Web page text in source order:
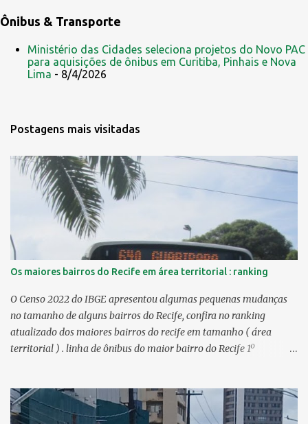
Ônibus & Transporte
Ministério das Cidades seleciona projetos do Novo PAC
para aquisições de ônibus em Curitiba, Pinhais e Nova
Lima - 8/4/2026
Postagens mais visitadas
Os maiores bairros do Recife em área territorial : ranking
O Censo 2022 do IBGE apresentou algumas pequenas mudanças
no tamanho de alguns bairros do Recife, confira no ranking
atualizado dos maiores bairros do recife em tamanho ( área
territorial ) . linha de ônibus do maior bairro do Recife 1º
Curado 7,98 km² 5º Boa Viagem 7,76 km² > no Censo 2010 : 7,53
km² 6º Imbiribeira 6,65 km² > no Censo 2010 : 6,66 km² 7º Pina